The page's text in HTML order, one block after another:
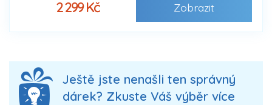
2 299 Kč Zobrazit
Ještě jste nenašli ten správný
dárek? Zkuste Váš výběr více